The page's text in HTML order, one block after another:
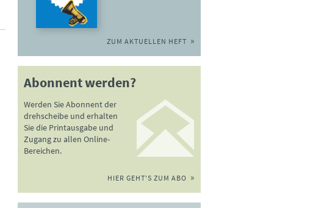
ZUM AKTUELLEN HEFT
Abonnent werden?
Werden Sie Abonnent der
drehscheibe und erhalten
Sie die Printausgabe und
Zugang zu allen Online-
Bereichen.
HIER GEHT'S ZUM ABO